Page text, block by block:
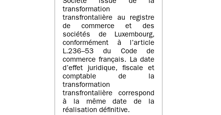
Société issue de la
transformation
transfrontalière au registre
de commerce et des
sociétés de Luxembourg,
conformément à l’article
L.236–53 du Code de
commerce français. La date
d’effet juridique, fiscale et
comptable de la
transformation
transfrontalière correspond
à la même date de la
réalisation définitive.